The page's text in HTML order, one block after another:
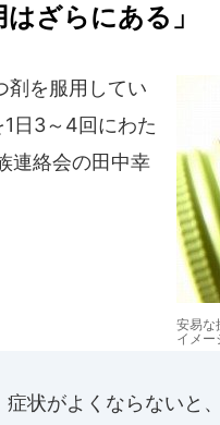
ざらにある」
安易な
イメー
剤を服用してい
日3～4回にわた
連絡会の田中幸
症状がよくならないと